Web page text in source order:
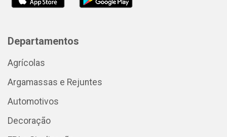
Departamentos
Agrícolas
Argamassas e Rejuntes
Automotivos
Decoração